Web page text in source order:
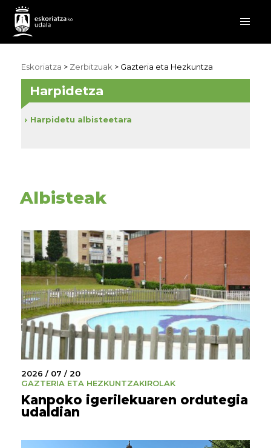
Eskoriatza > Zerbitzuak > Gazteria eta Hezkuntza
Albisteak
2026 / 07 / 20
GAZTERIA ETA HEZKUNTZAKIROLAK
Kanpoko igerilekuaren ordutegia
udaldian
Harpidetza
Harpidetu albisteetara